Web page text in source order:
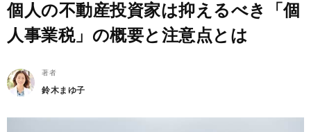
個人の不動産投資家は抑えるべき「個
人事業税」の概要と注意点とは
著者
鈴木まゆ子